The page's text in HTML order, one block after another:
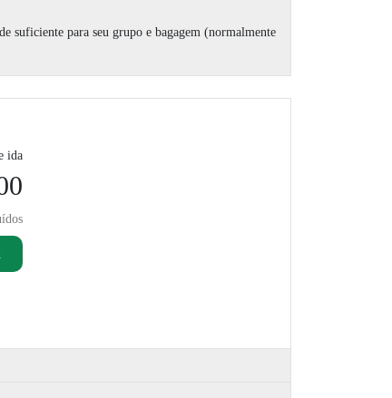
suficiente para seu grupo e bagagem (normalmente
ida